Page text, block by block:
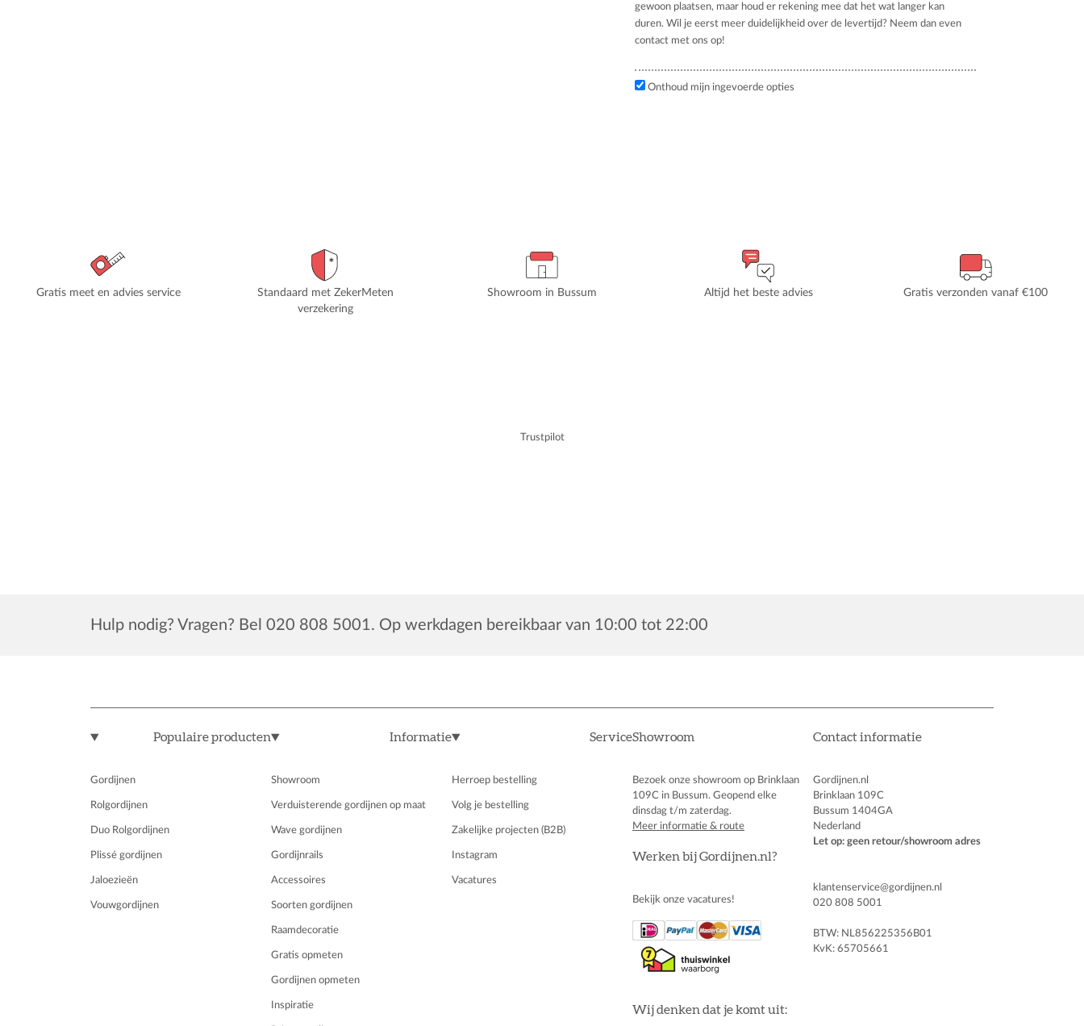
gewoon plaatsen, maar houd er rekening mee dat het wat langer kan
duren. Wil je eerst meer duidelijkheid over de levertijd? Neem dan even
contact met ons op!
Onthoud mijn ingevoerde opties
Gratis meet en advies service
Standaard met ZekerMeten
verzekering
Showroom in Bussum Altijd het beste advies Gratis verzonden vanaf €100
Trustpilot
Hulp nodig? Vragen? Bel 020 808 5001. Op werkdagen bereikbaar van 10:00 tot 22:00
Showroom
Bezoek onze showroom op Brinklaan
109C in Bussum. Geopend elke
dinsdag t/m zaterdag.
Meer informatie & route
Werken bij Gordijnen.nl?
Bekijk onze vacatures!
Wij denken dat je komt uit:
Contact informatie
Gordijnen.nl
Brinklaan 109C
Bussum 1404GA
Nederland
Let op: geen retour/showroom adres
klantenservice@gordijnen.nl
020 808 5001
BTW: NL856225356B01
KvK: 65705661
Populaire producten
Gordijnen
Rolgordijnen
Duo Rolgordijnen
Plissé gordijnen
Jaloezieën
Vouwgordijnen
Informatie
Showroom
Verduisterende gordijnen op maat
Wave gordijnen
Gordijnrails
Accessoires
Soorten gordijnen
Raamdecoratie
Gratis opmeten
Gordijnen opmeten
Inspiratie
Service
Herroep bestelling
Volg je bestelling
Zakelijke projecten (B2B)
Instagram
Vacatures